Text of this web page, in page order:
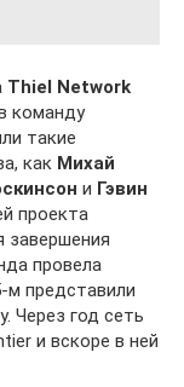
Thiel Network
команду
такие
как Михай
и Гэвин
проекта
завершения
провела
м представили
Через год сеть
и вскоре в ней